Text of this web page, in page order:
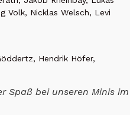
Volk, Nicklas Welsch, Levi
Hendrik Höfer,
Spaß bei unseren Minis im